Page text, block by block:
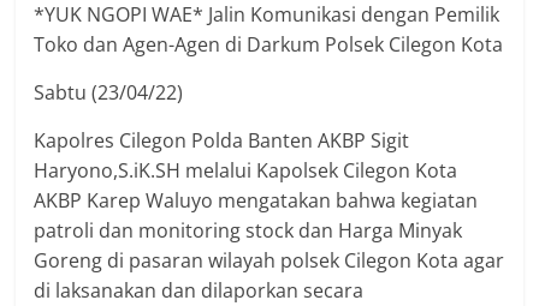
*YUK NGOPI WAE* Jalin Komunikasi dengan Pemilik
Toko dan Agen-Agen di Darkum Polsek Cilegon Kota
Sabtu (23/04/22)
Kapolres Cilegon Polda Banten AKBP Sigit
Haryono,S.iK.SH melalui Kapolsek Cilegon Kota
AKBP Karep Waluyo mengatakan bahwa kegiatan
patroli dan monitoring stock dan Harga Minyak
Goreng di pasaran wilayah polsek Cilegon Kota agar
di laksanakan dan dilaporkan secara